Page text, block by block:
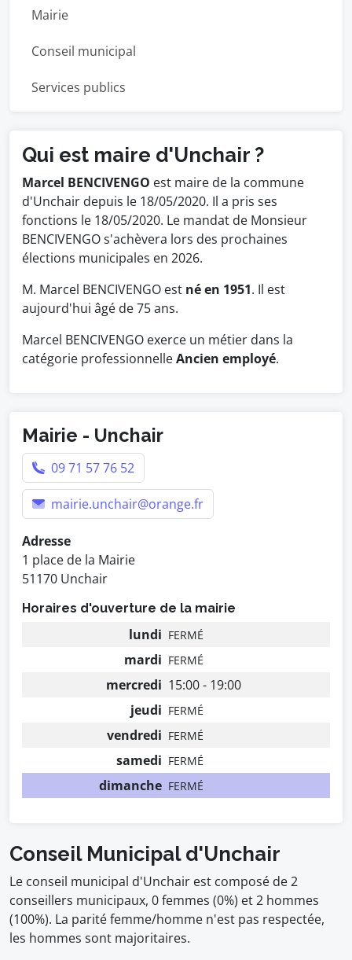
Mairie
Conseil municipal
Services publics
Qui est maire d'Unchair ?
Marcel BENCIVENGO est maire de la commune
d'Unchair depuis le 18/05/2020. Il a pris ses
fonctions le 18/05/2020. Le mandat de Monsieur
BENCIVENGO s'achèvera lors des prochaines
élections municipales en 2026.
M. Marcel BENCIVENGO est né en 1951. Il est
aujourd'hui âgé de 75 ans.
Marcel BENCIVENGO exerce un métier dans la
catégorie professionnelleAncien employé.
Mairie - Unchair
09 71 57 76 52
mairie.unchair@orange.fr
Adresse
1 place de la Mairie
51170 Unchair
Horaires d'ouverture de la mairie
lundi FERMÉ
mardi FERMÉ
mercredi 15:00 - 19:00
jeudi FERMÉ
vendredi FERMÉ
samedi FERMÉ
dimanche FERMÉ
Conseil Municipal d'Unchair
Le conseil municipal d'Unchair est composé de 2
conseillers municipaux, 0 femmes (0%) et 2 hommes
(100%). La parité femme/homme n'est pas respectée,
les hommes sont majoritaires.